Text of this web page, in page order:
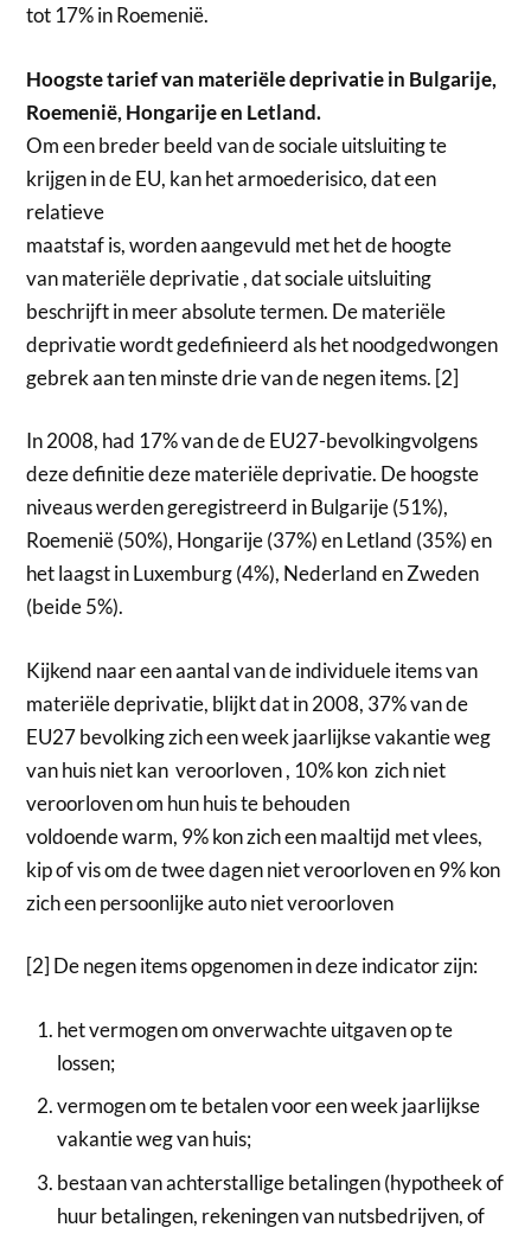
tot 17% in Roemenië.
Hoogste tarief van materiële deprivatie in Bulgarije,
Roemenië, Hongarije en Letland.
Om een ​​breder beeld van de sociale uitsluiting te
krijgen in de EU, kan het armoederisico, dat een
relatieve
maatstaf is, worden aangevuld met het de hoogte
van materiële deprivatie , dat sociale uitsluiting
beschrijft in meer absolute termen. De materiële
deprivatie wordt gedefinieerd als het noodgedwongen
gebrek aan ten minste drie van de negen items. [2]
In 2008, had 17% van de de EU27-bevolkingvolgens
deze definitie deze materiële deprivatie. De hoogste
niveaus werden geregistreerd in Bulgarije (51%),
Roemenië (50%), Hongarije (37%) en Letland (35%) en
het laagst in Luxemburg (4%), Nederland en Zweden
(beide 5%).
Kijkend naar een aantal van de individuele items van
materiële deprivatie, blijkt dat in 2008, 37% van de
EU27 bevolking zich een week jaarlijkse vakantie weg
van huis niet kan veroorloven , 10% kon zich niet
veroorloven om hun huis te behouden
voldoende warm, 9% kon zich een maaltijd met vlees,
kip of vis om de twee dagen niet veroorloven en 9% kon
zich een persoonlijke auto niet veroorloven
[2] De negen items opgenomen in deze indicator zijn:
het vermogen om onverwachte uitgaven op te
lossen;
vermogen om te betalen voor een week jaarlijkse
vakantie weg van huis;
bestaan ​​van achterstallige betalingen (hypotheek of
huur betalingen, rekeningen van nutsbedrijven, of